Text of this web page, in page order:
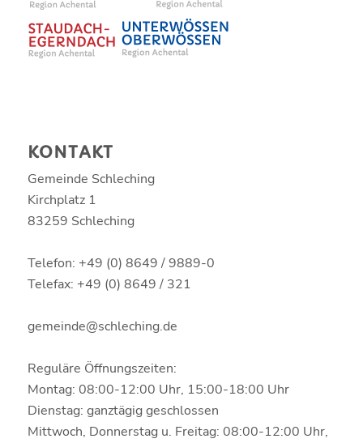
KONTAKT
Gemeinde Schleching
Kirchplatz 1
83259 Schleching
Telefon: +49 (0) 8649 / 9889-0
Telefax: +49 (0) 8649 / 321
gemeinde@schleching.de
Reguläre Öffnungszeiten:
Montag: 08:00-12:00 Uhr, 15:00-18:00 Uhr
Dienstag: ganztägig geschlossen
Mittwoch, Donnerstag u. Freitag: 08:00-12:00 Uhr,